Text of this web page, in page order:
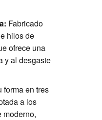
Fabricado
hilos de
ofrece una
y al desgaste
forma en tres
a los
moderno,